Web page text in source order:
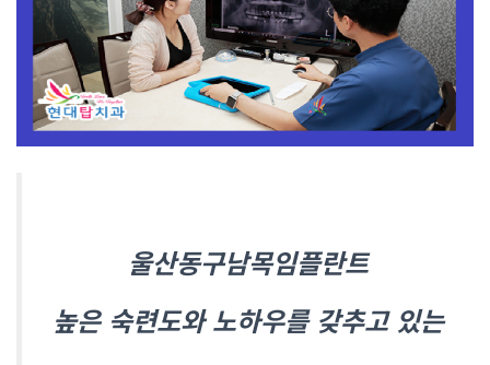
울산동구남목임플란트
높은 숙련도와 노하우를 갖추고 있는